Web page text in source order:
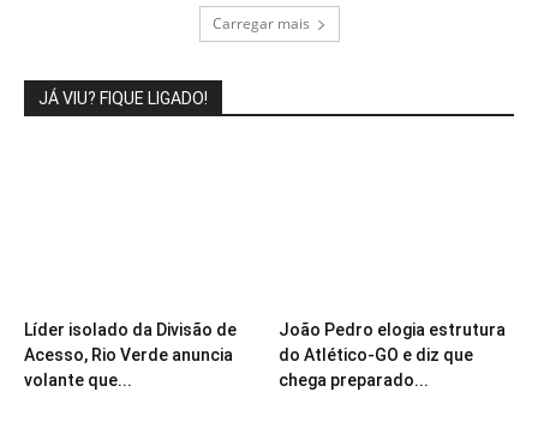
Carregar mais
JÁ VIU? FIQUE LIGADO!
Líder isolado da Divisão de
Acesso, Rio Verde anuncia
volante que...
João Pedro elogia estrutura
do Atlético-GO e diz que
chega preparado...